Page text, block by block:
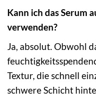
Kann ich das Serum
verwenden?
Ja, absolut. Obwohl
Textur, die schnell
schwere Schicht